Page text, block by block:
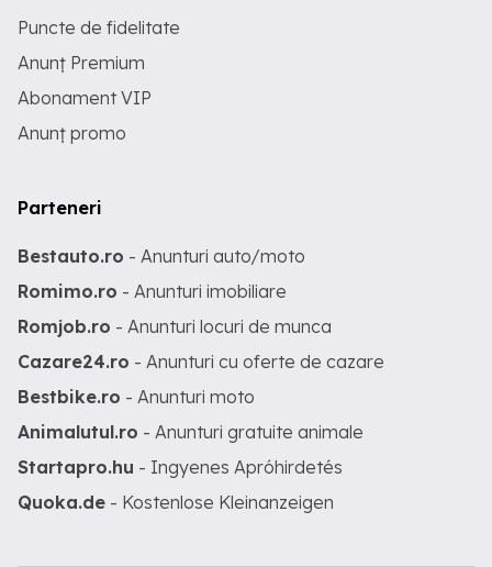
Puncte de fidelitate
Anunț Premium
Abonament VIP
Anunț promo
Parteneri
Bestauto.ro - Anunturi auto/moto
Romimo.ro - Anunturi imobiliare
Romjob.ro - Anunturi locuri de munca
Cazare24.ro - Anunturi cu oferte de cazare
Bestbike.ro - Anunturi moto
Animalutul.ro - Anunturi gratuite animale
Startapro.hu - Ingyenes Apróhirdetés
Quoka.de - Kostenlose Kleinanzeigen